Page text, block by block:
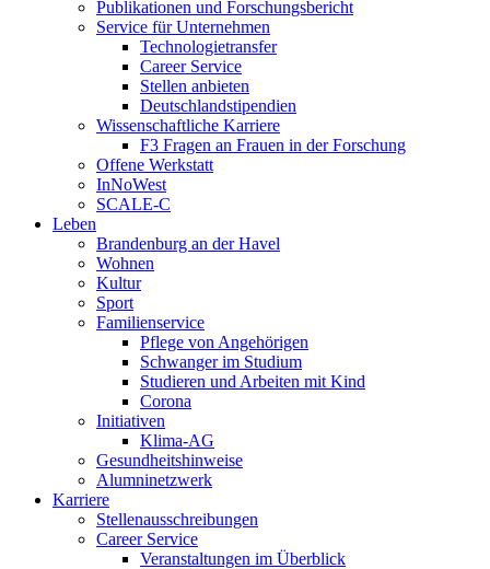
Publikationen und Forschungsbericht
Service für Unternehmen
Technologietransfer
Career Service
Stellen anbieten
Deutschlandstipendien
Wissenschaftliche Karriere
F3 Fragen an Frauen in der Forschung
Offene Werkstatt
InNoWest
SCALE-C
Leben
Brandenburg an der Havel
Wohnen
Kultur
Sport
Familienservice
Pflege von Angehörigen
Schwanger im Studium
Studieren und Arbeiten mit Kind
Corona
Initiativen
Klima-AG
Gesundheitshinweise
Alumninetzwerk
Karriere
Stellenausschreibungen
Career Service
Veranstaltungen im Überblick